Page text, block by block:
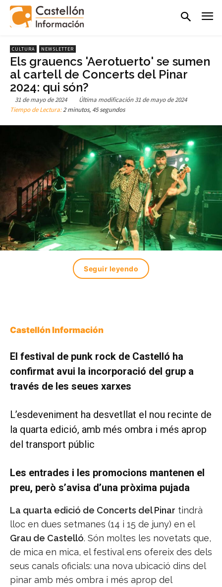
CULTURA NEWSLETTER
Els grauencs 'Aerotuerto' se sumen
al cartell de Concerts del Pinar
2024: qui són?
31 de mayo de 2024 Última modificación 31 de mayo de 2024
Tiempo de Lectura:2 minutos, 45 segundos
Seguir leyendo
Castellón Información
El festival de punk rock de Castelló ha
confirmat avui la incorporació del grup a
través de les seues xarxes
L’esdeveniment ha desvetllat el nou recinte de
la quarta edició, amb més ombra i més aprop
del transport públic
Les entrades i les promocions mantenen el
preu, però s’avisa d’una pròxima pujada
La quarta edició de Concerts del Pinar tindrà
lloc en dues setmanes (14 i 15 de juny) en el
Grau de Castelló. Són moltes les novetats que,
de mica en mica, el festival ens ofereix des dels
seus canals oficials: una nova ubicació dins del
pinar amb més ombra i més aprop del